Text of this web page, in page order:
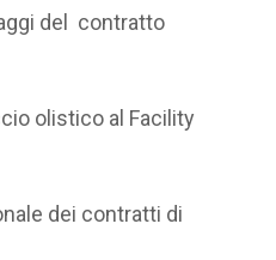
del contratto
olistico al Facility
dei contratti di